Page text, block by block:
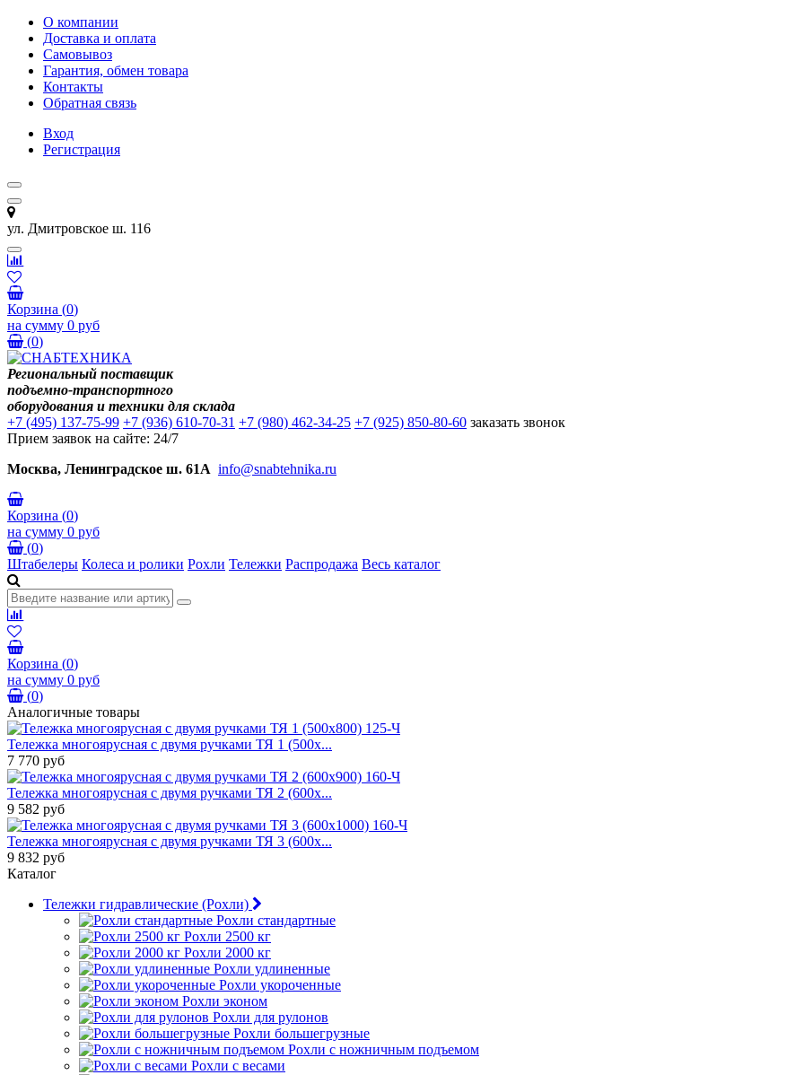
О компании
Доставка и оплата
Самовывоз
Гарантия, обмен товара
Контакты
Обратная связь
Вход
Регистрация
ул. Дмитровское ш. 116
Корзина (0)
на сумму 0 руб
(0)
Региональный поставщик
подъемно-транспортного
оборудования и техники для склада
+7 (495) 137-75-99 +7 (936) 610-70-31 +7 (980) 462-34-25 +7 (925) 850-80-60 заказать звонок
Прием заявок на сайте: 24/7
Москва, Ленинградское ш. 61А info@snabtehnika.ru
Корзина (0)
на сумму 0 руб
(0)
Штабелеры Колеса и ролики Рохли Тележки Распродажа Весь каталог
Корзина (0)
на сумму 0 руб
(0)
Аналогичные товары
Тележка многоярусная с двумя ручками ТЯ 1 (500х...
7 770 руб
Тележка многоярусная с двумя ручками ТЯ 2 (600х...
9 582 руб
Тележка многоярусная с двумя ручками ТЯ 3 (600х...
9 832 руб
Каталог
Тележки гидравлические (Рохли)
Рохли стандартные
Рохли 2500 кг
Рохли 2000 кг
Рохли удлиненные
Рохли укороченные
Рохли эконом
Рохли для рулонов
Рохли большегрузные
Рохли с ножничным подъемом
Рохли с весами